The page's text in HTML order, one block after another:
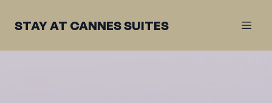
STAY AT CANNES SUITES